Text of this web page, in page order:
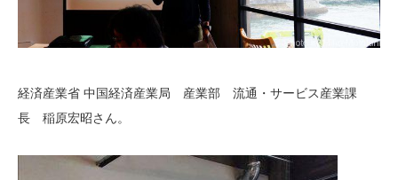
経済産業省 中国経済産業局 産業部 流通・サービス産業課
長 稲原宏昭さん。